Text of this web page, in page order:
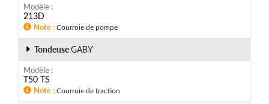
Modèle
213D
Note Courroie de pompe
TondeuseGABY
Modèle
T50 TS
Note Courroie de traction